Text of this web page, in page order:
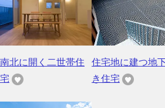
南北に開く二世帯住
宅
住宅地に建つ地
き住宅